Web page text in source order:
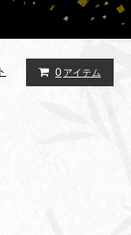
0 アイテム